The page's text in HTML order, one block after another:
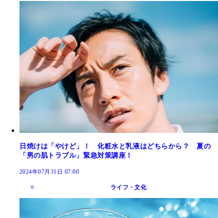
日焼けは「やけど」！ 化粧水と乳液はどちらから？ 夏の
「男の肌トラブル」緊急対策講座！
2024年07月31日 07:00
ライフ・文化